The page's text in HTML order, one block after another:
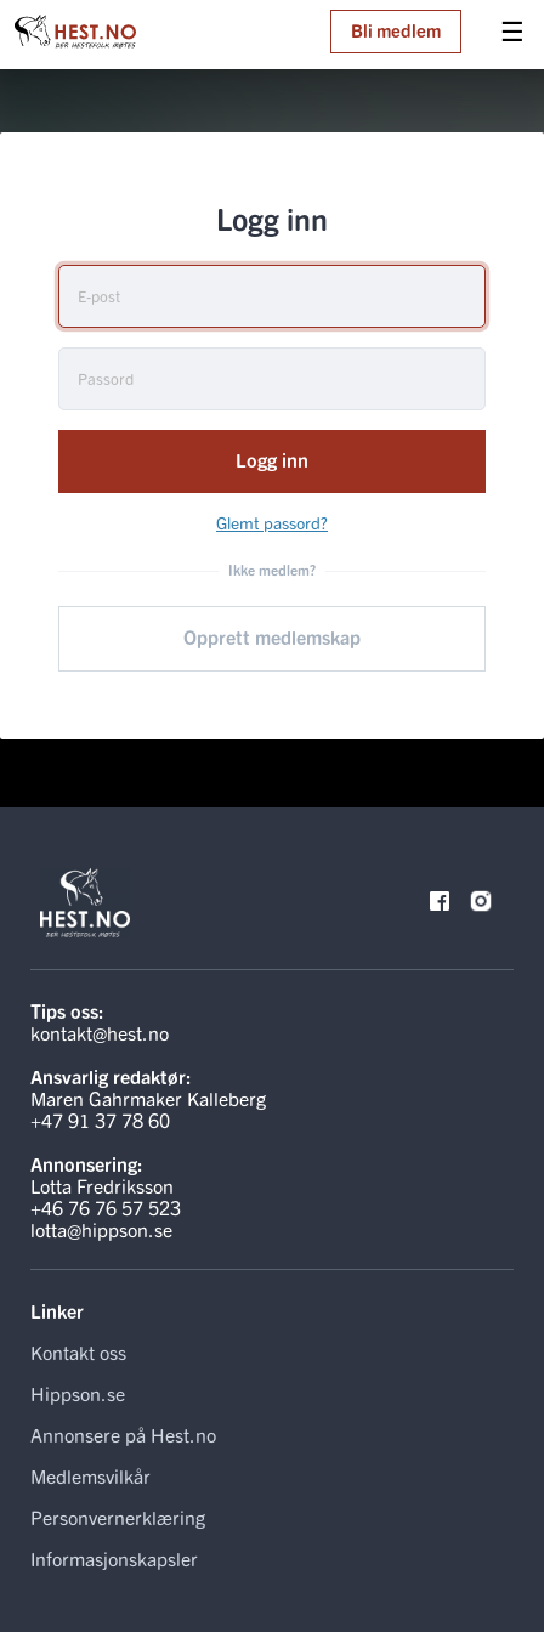
☰
Bli medlem
Logg inn
Logg inn
Glemt passord?
Ikke medlem?
Opprett medlemskap
Tips oss:
kontakt@hest.no
Ansvarlig redaktør:
Maren Gahrmaker Kalleberg
+47 91 37 78 60
Annonsering:
Lotta Fredriksson
+46 76 76 57 523
lotta@hippson.se
Linker
Kontakt oss
Hippson.se
Annonsere på Hest.no
Medlemsvilkår
Personvernerklæring
Informasjonskapsler